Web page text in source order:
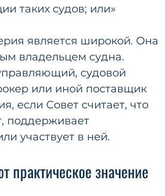
таких судов; или»
является широкой. Она
владельцем судна.
судовой
или иной поставщик
если Совет считает, что
поддерживает
участвует в ней.
практическое значение